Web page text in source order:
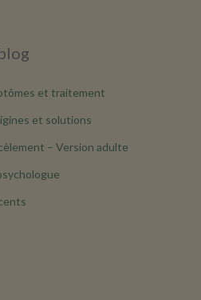
et traitement
et solutions
– Version adulte